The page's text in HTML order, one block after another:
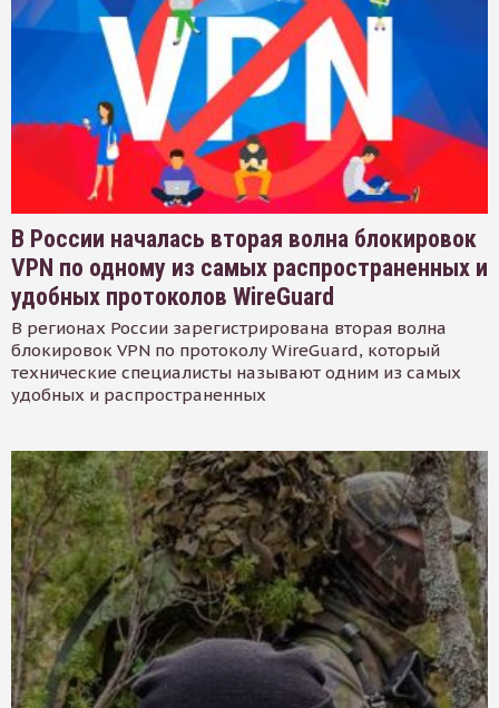
В России началась вторая волна блокировок
VPN по одному из самых распространенных и
удобных протоколов WireGuard
В регионах России зарегистрирована вторая волна
блокировок VPN по протоколу WireGuard, который
технические специалисты называют одним из самых
удобных и распространенных